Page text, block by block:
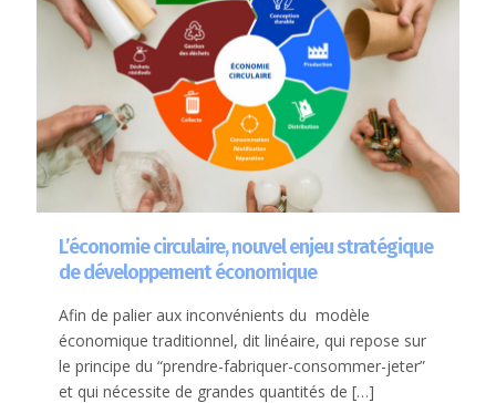
L’économie circulaire, nouvel enjeu stratégique
de développement économique
Afin de palier aux inconvénients du modèle
économique traditionnel, dit linéaire, qui repose sur
le principe du “prendre-fabriquer-consommer-jeter”
et qui nécessite de grandes quantités de […]